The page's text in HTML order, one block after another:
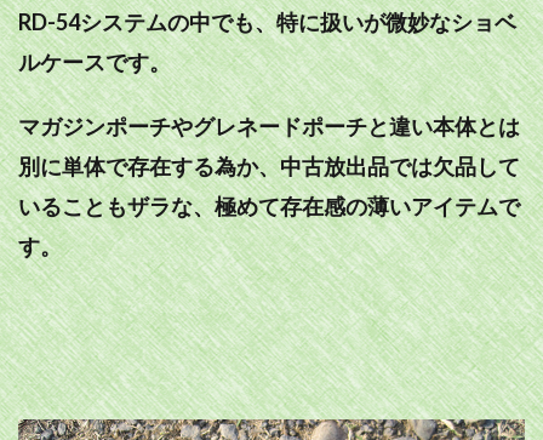
RD-54システムの中でも、特に扱いが微妙なショベ
ルケースです。
マガジンポーチやグレネードポーチと違い本体とは
別に単体で存在する為か、中古放出品では欠品して
いることもザラな、極めて存在感の薄いアイテムで
す。